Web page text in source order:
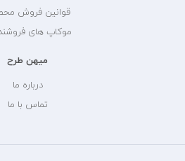
قوانین فروش
موکاپ های
میهن طرح
درباره ما
تماس با ما